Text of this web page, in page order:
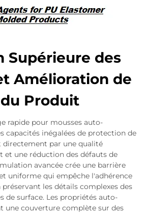
Supérieure des
Amélioration de
Produit
rapide pour mousses auto-
capacités inégalées de protection de
directement par une qualité
et une réduction des défauts de
avancée crée une barrière
uniforme qui empêche l'adhérence
les détails complexes des
de surface. Les propriétés auto-
une couverture complète sur des